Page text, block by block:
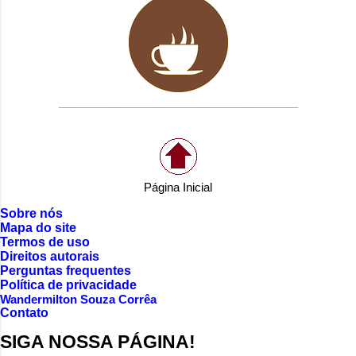
Página Inicial
Sobre nós
Mapa do site
Termos de uso
Direitos autorais
Perguntas frequentes
Política de privacidade
Wandermilton Souza Corrêa
Contato
SIGA NOSSA PÁGINA!